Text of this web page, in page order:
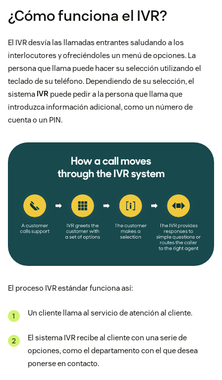
¿Cómo funciona el IVR?
El IVR desvía las llamadas entrantes saludando a los
interlocutores y ofreciéndoles un menú de opciones. La
persona que llama puede hacer su selección utilizando el
teclado de su teléfono. Dependiendo de su selección, el
sistema IVR puede pedir a la persona que llama que
introduzca información adicional, como un número de
cuenta o un PIN.
El proceso IVR estándar funciona así:
Un cliente llama al servicio de atención al cliente.
El sistema IVR recibe al cliente con una serie de
opciones, como el departamento con el que desea
ponerse en contacto.